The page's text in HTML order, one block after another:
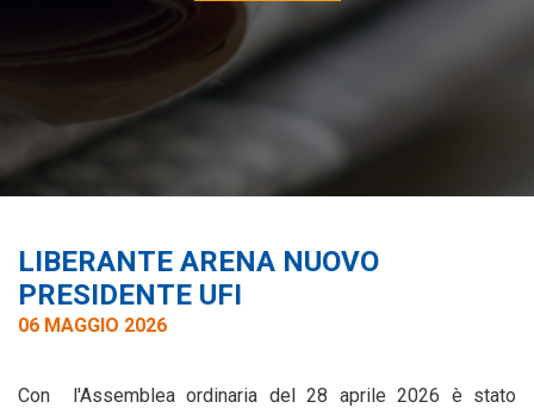
LIBERANTE ARENA NUOVO
PRESIDENTE UFI
06 MAGGIO 2026
Con l'Assemblea ordinaria del 28 aprile 2026 è stato